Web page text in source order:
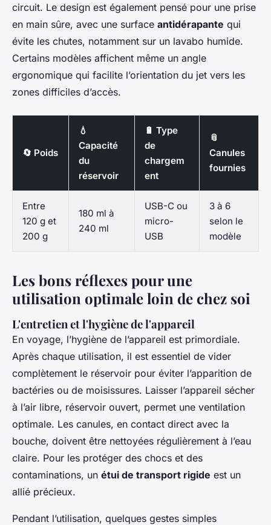
circuit. Le design est également pensé pour une prise
en main sûre, avec une surface antidérapante qui
évite les chutes, notamment sur un lavabo humide.
Certains modèles affichent même un angle
ergonomique qui facilite l’orientation du jet vers les
zones difficiles d’accès.
🔄 Poids
💧
Capacité
du
réservoir
🔋 Type
de
chargem
ent
📎
Canules
fournies
Entre
120 g et
200 g
180 ml à
240 ml
USB-C ou
micro-
USB
3 à 6
selon le
modèle
Les bons réflexes pour une
utilisation optimale loin de chez soi
L'entretien et l'hygiène de l'appareil
En voyage, l’hygiène de l’appareil est primordiale.
Après chaque utilisation, il est essentiel de vider
complètement le réservoir pour éviter l’apparition de
bactéries ou de moisissures. Laisser l’appareil sécher
à l’air libre, réservoir ouvert, permet une ventilation
optimale. Les canules, en contact direct avec la
bouche, doivent être nettoyées régulièrement à l’eau
claire. Pour les protéger des chocs et des
contaminations, un étui de transport rigide est un
allié précieux.
Pendant l’utilisation, quelques gestes simples